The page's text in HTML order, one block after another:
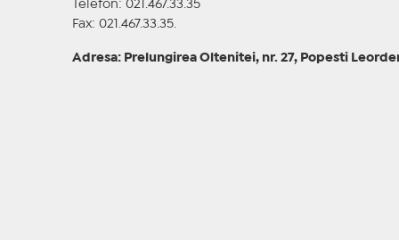
Telefon: 021.467.33.35
Fax: 021.467.33.35.
Adresa: Prelungirea Oltenitei, nr. 27, Popesti